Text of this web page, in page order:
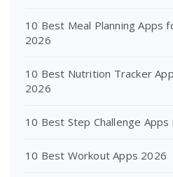
10 Best Meal Planning Apps
2026
10 Best Nutrition Tracker
2026
10 Best Step Challenge Apps
10 Best Workout Apps 2026